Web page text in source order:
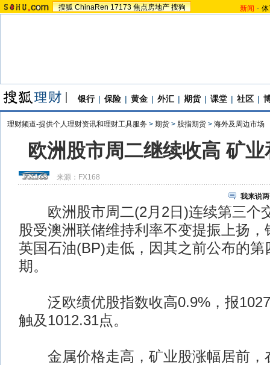
搜狐 ChinaRen 17173 焦点房地产 搜狗 新闻 -
银行 | 保险 | 黄金 | 外汇 | 期货 | 课堂 | 社区 |
理财频道-提供个人理财资讯和理财工具服务 > 期货 > 股指期货 > 海外及周边市场
欧洲股市周二继续收高 矿
来源： FX168
我来说
欧洲股市周二(2月2日)连续第三个
股受澳洲联储维持利率不变提振上扬
英国石油(BP)走低，因其之前公布的第
期。
泛欧绩优股指数收高0.9%，报
触及1012.31点。
金属价格走高，矿业股涨幅居前，